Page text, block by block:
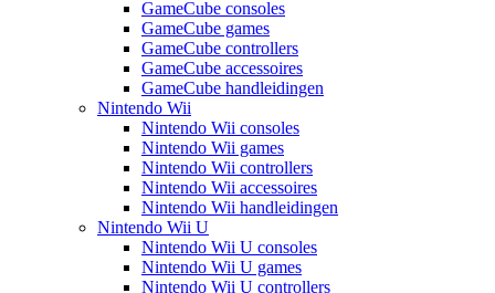
GameCube consoles
GameCube games
GameCube controllers
GameCube accessoires
GameCube handleidingen
Nintendo Wii
Nintendo Wii consoles
Nintendo Wii games
Nintendo Wii controllers
Nintendo Wii accessoires
Nintendo Wii handleidingen
Nintendo Wii U
Nintendo Wii U consoles
Nintendo Wii U games
Nintendo Wii U controllers